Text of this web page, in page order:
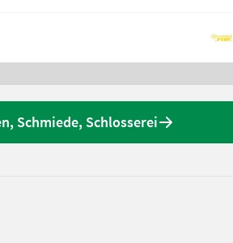
Schmiede, Schlosserei